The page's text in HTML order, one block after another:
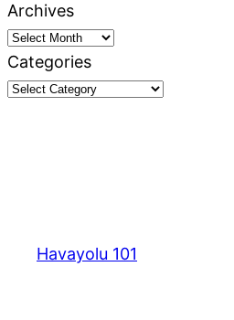
Archives
Categories
Havayolu 101